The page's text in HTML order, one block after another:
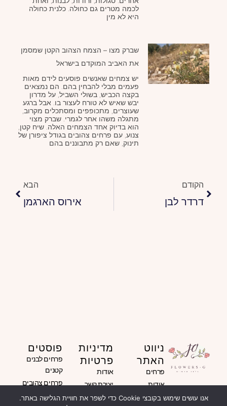
לכמה מטרים גם כחולה. כלנית כחולה
היא לא מין
שברק מצו – הצמח הצהוב הקטן שמסמן
את האביב המוקדם בישראל
יש צמחים שאנשים פוסעים לידם מאות
פעמים מבלי להבחין בהם. הם נמצאים
בקצה הכביש, בשולי השביל, על מדרון
יבש שאיש לא טורח לעצור בו. אבל ברגע
שעוצרים, מתכופפים ומסתכלים מקרוב,
מתגלה משהו אחר לגמרי. שברק מצוי
הוא בדיוק אחד הצמחים האלה. שיח קטן,
צנוע, עם פרחים צהובים בגודל ציפורן של
תינוק, שאם רק מתבוננים בהם
הקודם
דרדר לבן
הבא
אירוס הארגמן
ניווט
האתר
פרחים
אודות
הבלוג שלנו
מדיניות
פרטיות
אודות
יצירת קשר
תקנון האתר
פוסטים
פרחים לבנים
קטנים
פרחים צהובים
בחירת צמחים
אנו עושים שימוש בקובצי Cookie כדי לשפר את חוויית הגלישה באתר.